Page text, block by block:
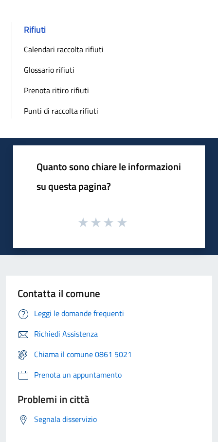
Rifiuti
Calendari raccolta rifiuti
Glossario rifiuti
Prenota ritiro rifiuti
Punti di raccolta rifiuti
Quanto sono chiare le informazioni
su questa pagina?
Contatta il comune
Leggi le domande frequenti
Richiedi Assistenza
Chiama il comune 0861 5021
Prenota un appuntamento
Problemi in città
Segnala disservizio